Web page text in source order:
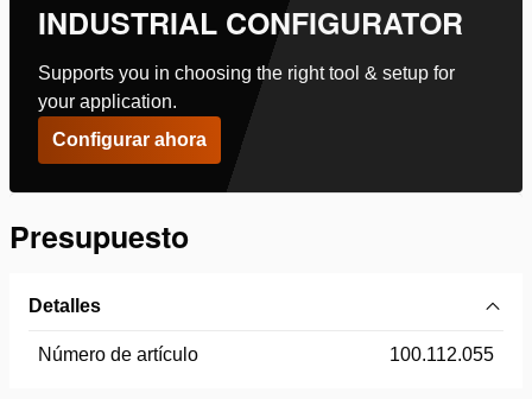
INDUSTRIAL CONFIGURATOR
Supports you in choosing the right tool & setup for
your application.
Configurar ahora
Presupuesto
Detalles
Número de artículo 100.112.055